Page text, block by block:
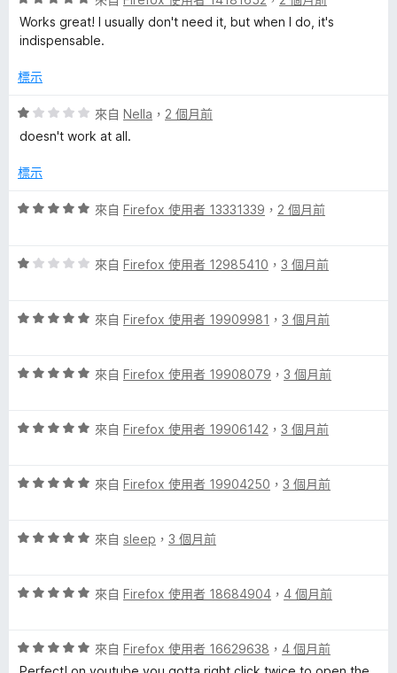
，
滿
5
價
5
，
分
Works great! I usually don't need it, but when I do, it's
indispensable.
標示
評
價
分
滿
分
來自 Nella ， 2 個月前
doesn't work at all.
標示
評
分
分
來自 Firefox 使用者 13331339 ， 2 個月前
評
分
分
來自 Firefox 使用者 12985410 ， 3 個月前
評
分
分
來自 Firefox 使用者 19909981 ， 3 個月前
評
分
分
來自 Firefox 使用者 19908079 ， 3 個月前
評
分
分
來自 Firefox 使用者 19906142 ， 3 個月前
評
分
分
來自 Firefox 使用者 19904250 ， 3 個月前
評
分
分
5
來自 sleep ， 3 個月前
評
分
，
來自 Firefox 使用者 18684904 ， 4 個月前
評
價
來自 Firefox 使用者 16629638 ， 4 個月前